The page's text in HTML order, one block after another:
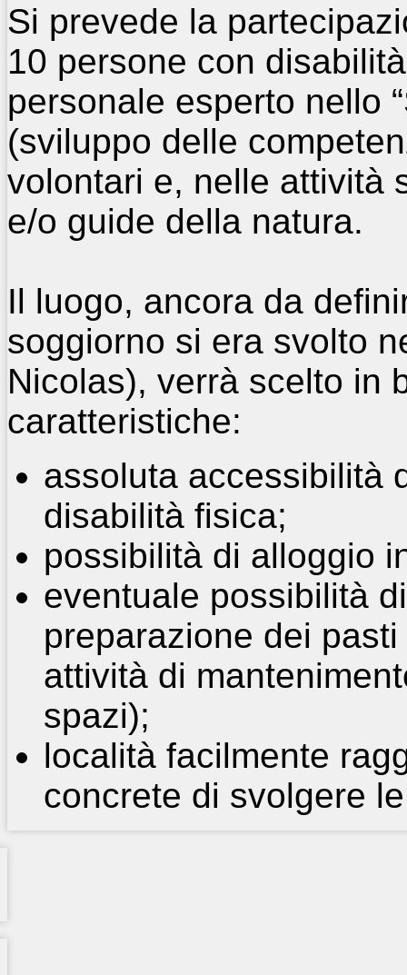
Si prevede la
10 persone con
personale esperto nello
(sviluppo delle
volontari e, nelle attività
e/o guide della natura.
Il luogo, ancora da
soggiorno si era svolto
Nicolas), verrà scelto in
caratteristiche:
assoluta accessibilità
disabilità fisica;
possibilità di alloggio
eventuale possibilità
preparazione dei
attività di
spazi);
località facilmente
concrete di svolgere